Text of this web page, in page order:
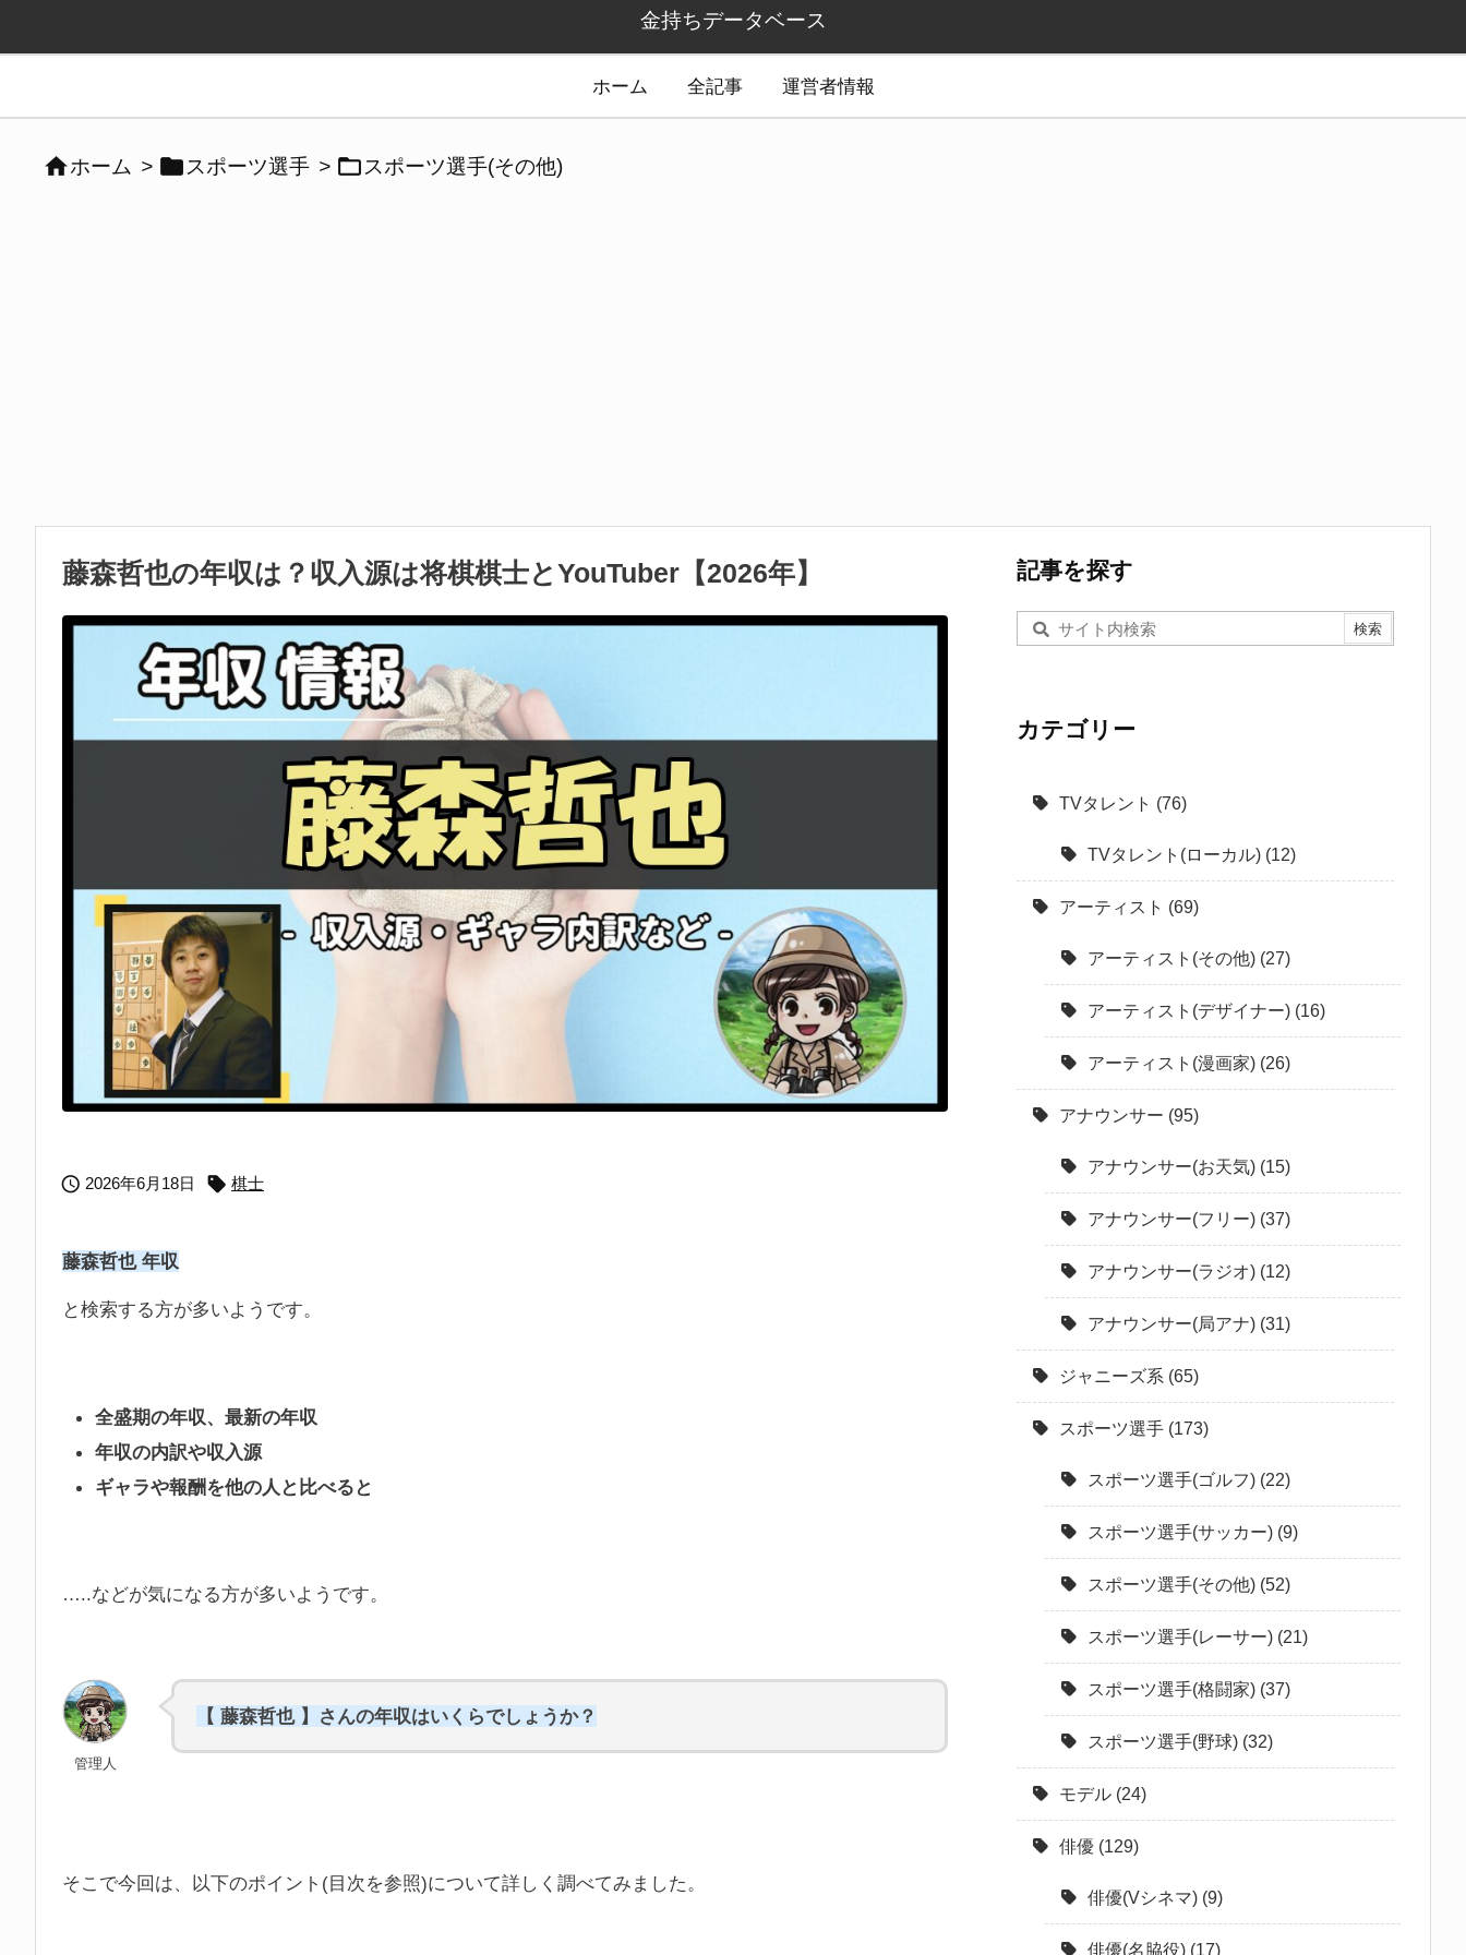
金持ちデータベース
ホーム 全記事 運営者情報
ホーム >  スポーツ選手 >  スポーツ選手(その他)
藤森哲也の年収は？収入源は将棋棋士とYouTuber【2026年】
 2026年6月18日  棋士
藤森哲也 年収
と検索する方が多いようです。
全盛期の年収、最新の年収
年収の内訳や収入源
ギャラや報酬を他の人と比べると
…..などが気になる方が多いようです。
管理人
【 藤森哲也 】さんの年収はいくらでしょうか？
そこで今回は、以下のポイント(目次を参照)について詳しく調べてみました。
記事を探す
カテゴリー
TVタレント (76)
TVタレント(ローカル) (12)
アーティスト (69)
アーティスト(その他) (27)
アーティスト(デザイナー) (16)
アーティスト(漫画家) (26)
アナウンサー (95)
アナウンサー(お天気) (15)
アナウンサー(フリー) (37)
アナウンサー(ラジオ) (12)
アナウンサー(局アナ) (31)
ジャニーズ系 (65)
スポーツ選手 (173)
スポーツ選手(ゴルフ) (22)
スポーツ選手(サッカー) (9)
スポーツ選手(その他) (52)
スポーツ選手(レーサー) (21)
スポーツ選手(格闘家) (37)
スポーツ選手(野球) (32)
モデル (24)
俳優 (129)
俳優(Vシネマ) (9)
俳優(名脇役) (17)